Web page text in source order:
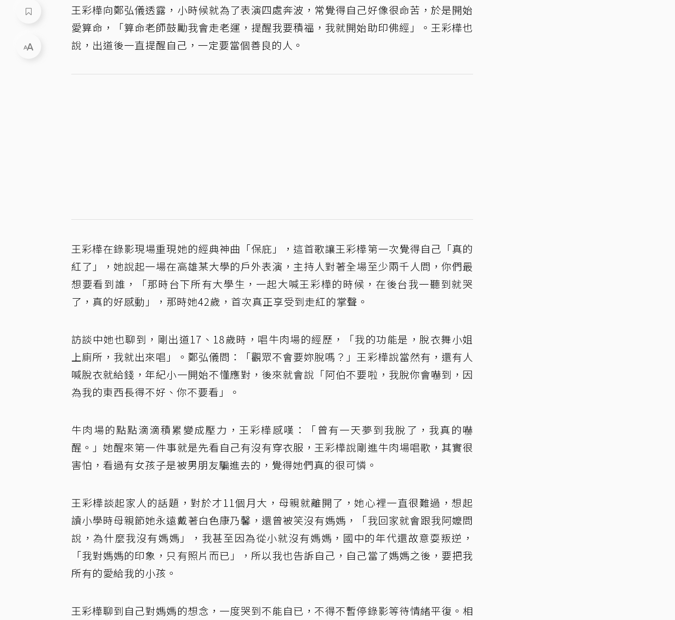
王彩樺向鄭弘儀透露，小時候就為了表演四處奔波，常覺得自己好像很命苦，於是開始
愛算命，「算命老師鼓勵我會走老運，提醒我要積福，我就開始助印佛經」。王彩樺也
說，出道後一直提醒自己，一定要當個善良的人。
王彩樺在錄影現場重現她的經典神曲「保庇」，這首歌讓王彩樺第一次覺得自己「真的
紅了」，她說起一場在高雄某大學的戶外表演，主持人對著全場至少兩千人問，你們最
想要看到誰，「那時台下所有大學生，一起大喊王彩樺的時候，在後台我一聽到就哭
了，真的好感動」，那時她42歲，首次真正享受到走紅的掌聲。
訪談中她也聊到，剛出道17、18歲時，唱牛肉場的經歷，「我的功能是，脫衣舞小姐
上廁所，我就出來唱」。鄭弘儀問：「觀眾不會要妳脫嗎？」王彩樺說當然有，還有人
喊脫衣就給錢，年紀小一開始不懂應對，後來就會說「阿伯不要啦，我脫你會嚇到，因
為我的東西長得不好、你不要看」。
牛肉場的點點滴滴積累變成壓力，王彩樺感嘆：「曾有一天夢到我脫了，我真的嚇
醒。」她醒來第一件事就是先看自己有沒有穿衣服，王彩樺說剛進牛肉場唱歌，其實很
害怕，看過有女孩子是被男朋友騙進去的，覺得她們真的很可憐。
王彩樺談起家人的話題，對於才11個月大，母親就離開了，她心裡一直很難過，想起
讀小學時母親節她永遠戴著白色康乃馨，還曾被笑沒有媽媽，「我回家就會跟我阿嬤問
說，為什麼我沒有媽媽」，我甚至因為從小就沒有媽媽，國中的年代還故意耍叛逆，
「我對媽媽的印象，只有照片而已」，所以我也告訴自己，自己當了媽媽之後，要把我
所有的愛給我的小孩。
王彩樺聊到自己對媽媽的想念，一度哭到不能自已，不得不暫停錄影等待情緒平復。相